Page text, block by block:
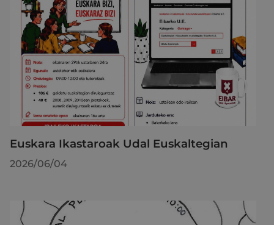
Euskara Ikastaroak Udal Euskaltegian
2026/06/04